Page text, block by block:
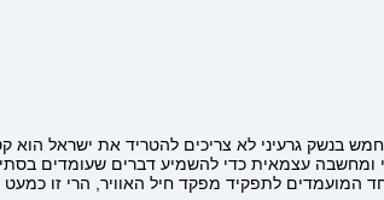
בנשק גרעיני לא צריכים להטריד את ישראל הוא
ומחשבה עצמאית כדי להשמיע דברים שעומדים
לתפקיד מפקד חיל האוויר, הרי זו כמעט